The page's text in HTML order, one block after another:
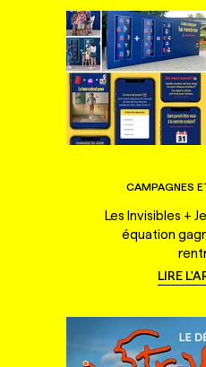
CAMPAGNES
Les Invisibles +
équation
LIRE